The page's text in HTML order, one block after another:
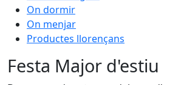
On dormir
On menjar
Productes llorençans
Festa Major d'estiu